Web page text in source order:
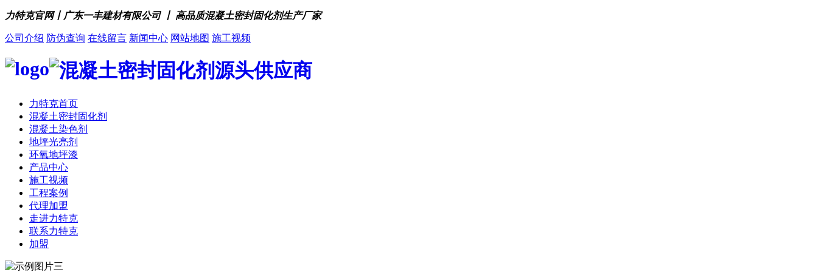
力特克官网丨广东一丰建材有限公司 丨 高品质混凝土密封固化剂生产厂家
公司介绍 防伪查询 在线留言 新闻中心 网站地图 施工视频
力特克首页
混凝土密封固化剂
混凝土染色剂
地坪光亮剂
环氧地坪漆
产品中心
施工视频
工程案例
代理加盟
走进力特克
联系力特克
加盟